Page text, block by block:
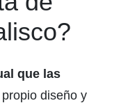
que las
diseño y